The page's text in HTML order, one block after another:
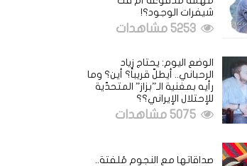
شيفرات الوجود؟!
الوضع اليوم: يحتاج زياد
الرحباني.. أيطلّ قريباً؟ أين؟ وما
رأيه بمغنية الـ”بزاز” المتحدّية
للإحتلال الإيراني؟؟
صداقاتها مع النجوم مُلفتة..